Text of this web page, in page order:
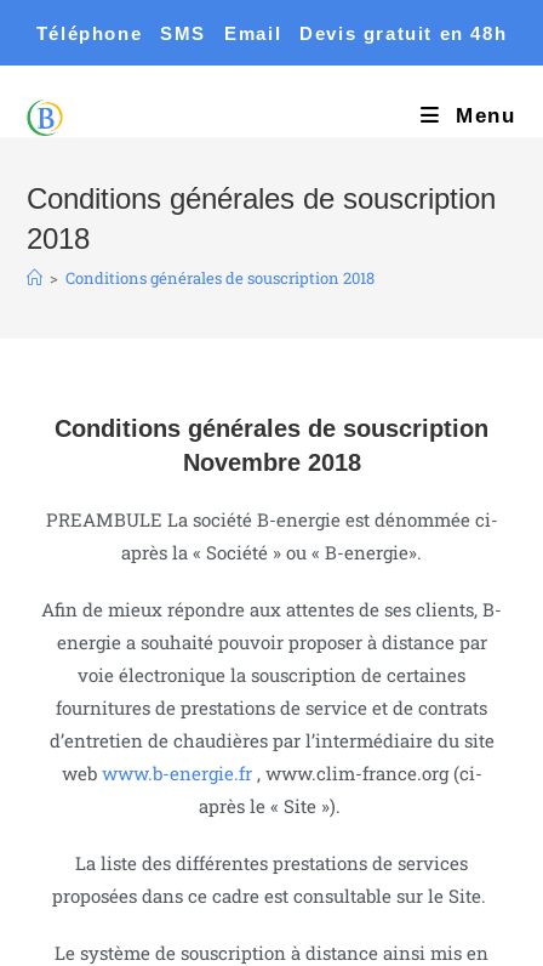
Téléphone SMS Email Devis gratuit en 48h
Menu
Conditions générales de souscription
2018
> Conditions générales de souscription 2018
Conditions générales de souscription
Novembre 2018
PREAMBULE La société B-energie est dénommée ci-
après la « Société » ou « B-energie».
Afin de mieux répondre aux attentes de ses clients, B-
energie a souhaité pouvoir proposer à distance par
voie électronique la souscription de certaines
fournitures de prestations de service et de contrats
d’entretien de chaudières par l’intermédiaire du site
web www.b-energie.fr, www.clim-france.org (ci-
après le « Site »).
La liste des différentes prestations de services
proposées dans ce cadre est consultable sur le Site.
Le système de souscription à distance ainsi mis en